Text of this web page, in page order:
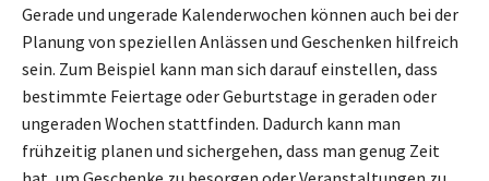
Gerade und ungerade Kalenderwochen können auch bei der
Planung von speziellen Anlässen und Geschenken hilfreich
sein. Zum Beispiel kann man sich darauf einstellen, dass
bestimmte Feiertage oder Geburtstage in geraden oder
ungeraden Wochen stattfinden. Dadurch kann man
frühzeitig planen und sichergehen, dass man genug Zeit